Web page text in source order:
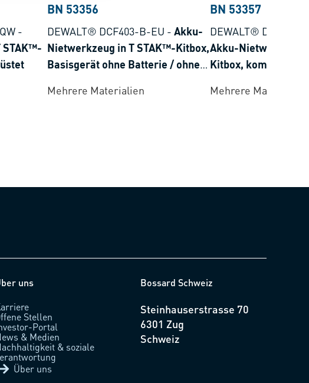
-
BN 53356
DEWALT® DCF403-B-EU - Akku-
Nietwerkzeug in T STAK™-Kitbox,
Basisgerät ohne Batterie / ohne
Mehrere Materialien
BN 53357
DEWALT® DCF414-
Akku-Nietwerkzeug
Kitbox, komplett
Mehrere Materialien
uns
Stellen
Portal
& Medien
& soziale
Über uns
Bossard Schweiz
Steinhauserstrasse 70
6301 Zug
Schweiz